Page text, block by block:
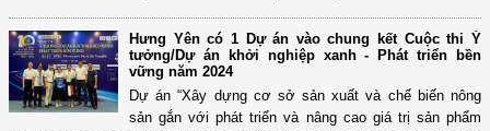
Hưng Yên có 1 Dự án vào chung kết Cuộc thi Ý
tưởng/Dự án khởi nghiệp xanh - Phát triển bền
vững năm 2024
Dự án “Xây dựng cơ sở sản xuất và chế biến nông
sản gắn với phát triển và nâng cao giá trị sản phẩm